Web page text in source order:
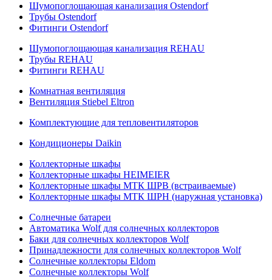
Шумопоглощающая канализация Ostendorf
Трубы Ostendorf
Фитинги Ostendorf
Шумопоглощающая канализация REHAU
Трубы REHAU
Фитинги REHAU
Комнатная вентиляция
Вентиляция Stiebel Eltron
Комплектующие для тепловентиляторов
Кондиционеры Daikin
Коллекторные шкафы
Коллекторные шкафы HEIMEIER
Коллекторные шкафы МТК ШРВ (встраиваемые)
Коллекторные шкафы МТК ШРН (наружная установка)
Солнечные батареи
Автоматика Wolf для солнечных коллекторов
Баки для солнечных коллекторов Wolf
Принадлежности для солнечных коллекторов Wolf
Солнечные коллекторы Eldom
Солнечные коллекторы Wolf